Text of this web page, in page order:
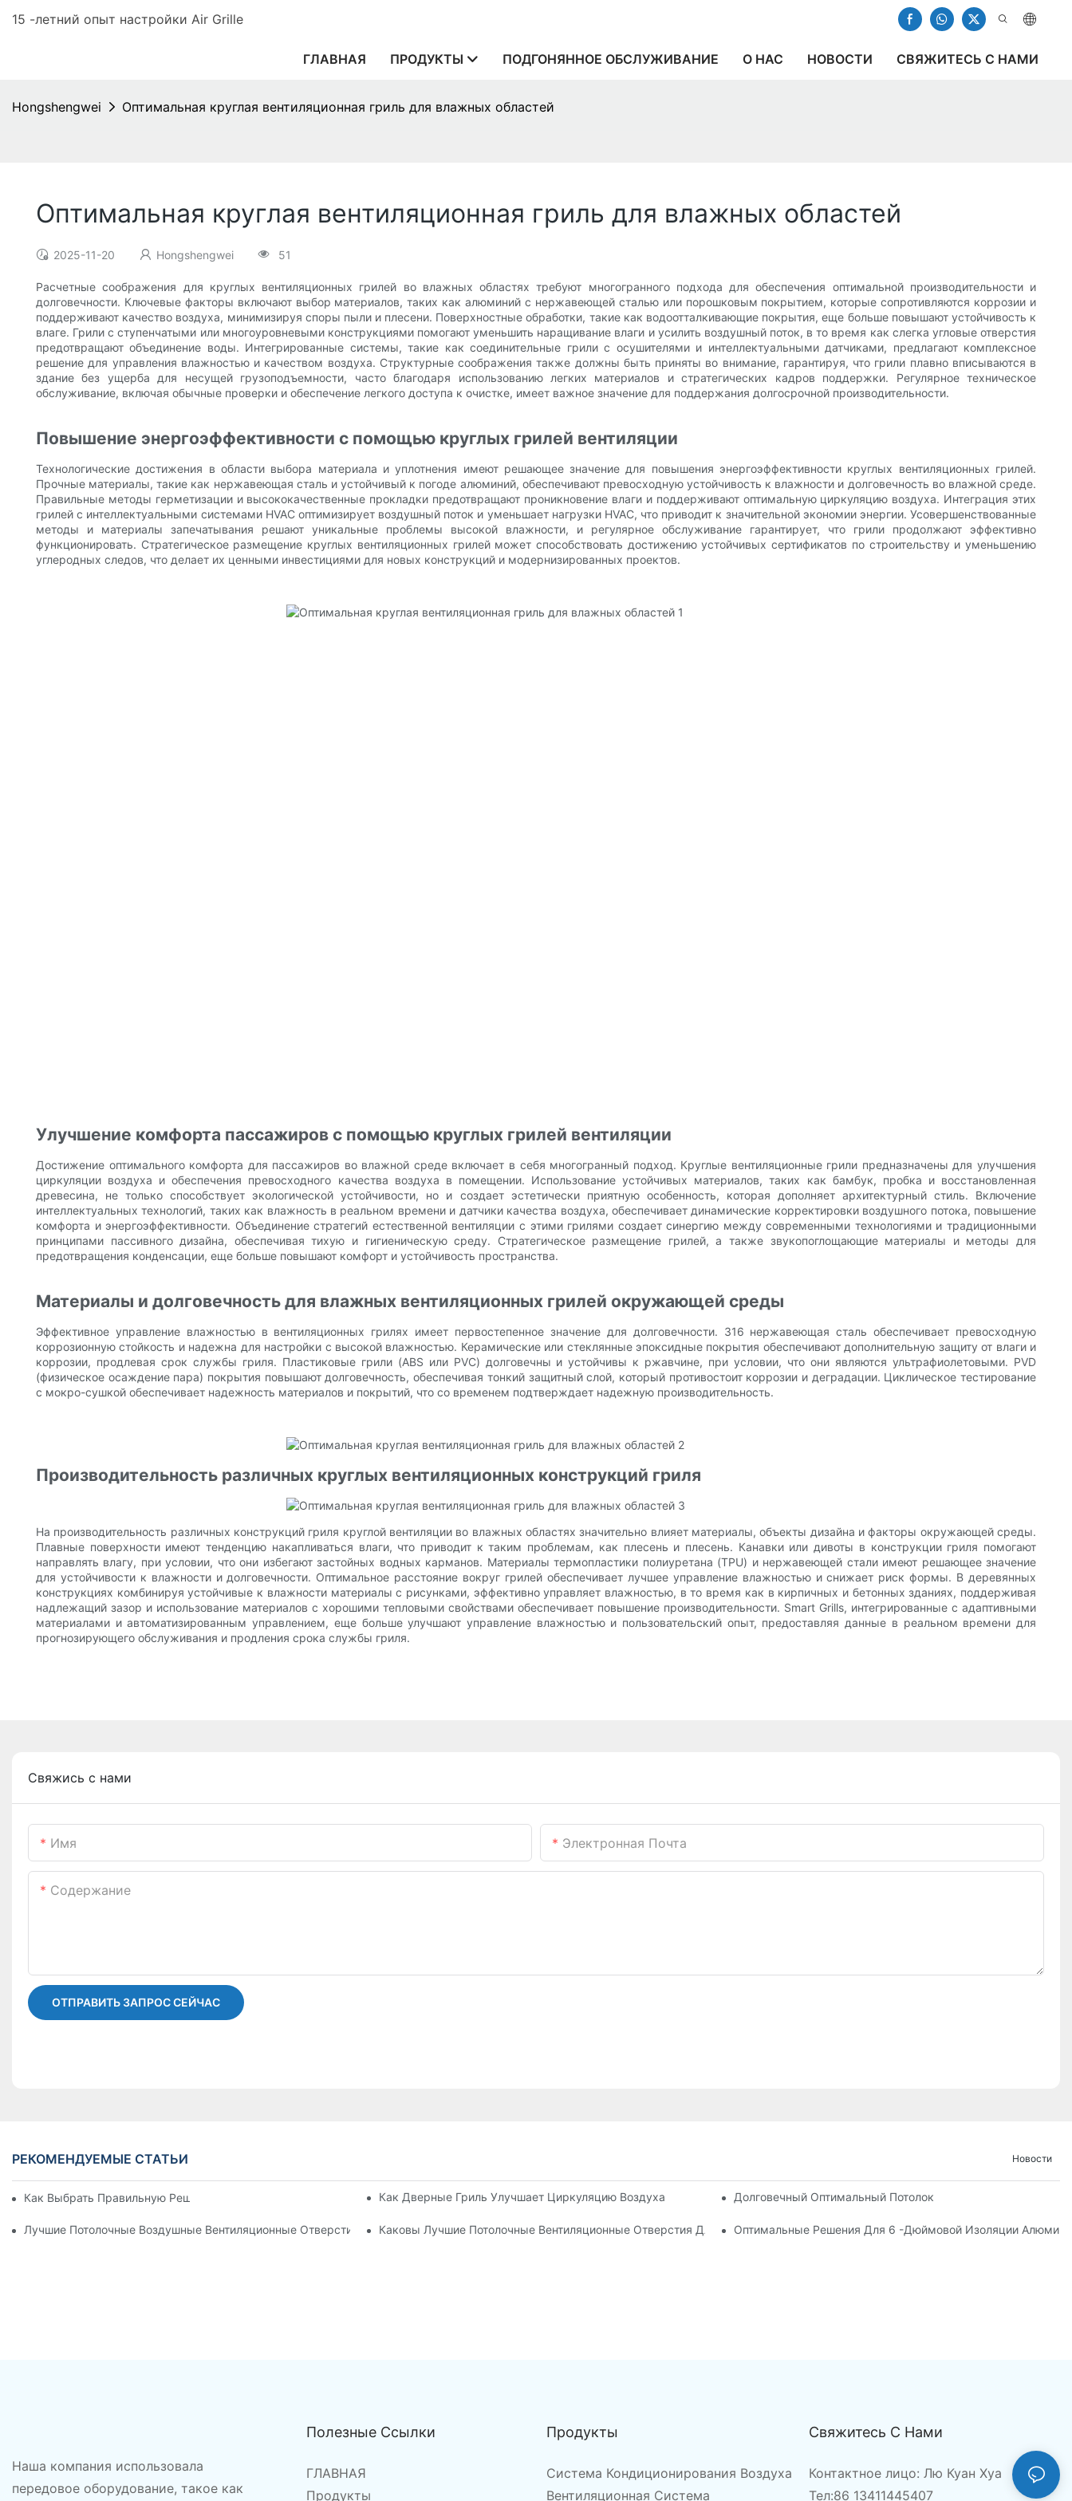
15 -летний опыт настройки Air Grille
ГЛАВНАЯ ПРОДУКТЫ ПОДГОНЯННОЕ ОБСЛУЖИВАНИЕ О НАС НОВОСТИ СВЯЖИТЕСЬ С НАМИ
Hongshengwei Оптимальная круглая вентиляционная гриль для влажных областей
Оптимальная круглая вентиляционная гриль для влажных областей
2025-11-20 Hongshengwei 51
Расчетные соображения для круглых вентиляционных грилей во влажных областях требуют многогранного подхода для обеспечения оптимальной производительности и
долговечности. Ключевые факторы включают выбор материалов, таких как алюминий с нержавеющей сталью или порошковым покрытием, которые сопротивляются коррозии и
поддерживают качество воздуха, минимизируя споры пыли и плесени. Поверхностные обработки, такие как водоотталкивающие покрытия, еще больше повышают устойчивость к
влаге. Грили с ступенчатыми или многоуровневыми конструкциями помогают уменьшить наращивание влаги и усилить воздушный поток, в то время как слегка угловые отверстия
предотвращают объединение воды. Интегрированные системы, такие как соединительные грили с осушителями и интеллектуальными датчиками, предлагают комплексное
решение для управления влажностью и качеством воздуха. Структурные соображения также должны быть приняты во внимание, гарантируя, что грили плавно вписываются в
здание без ущерба для несущей грузоподъемности, часто благодаря использованию легких материалов и стратегических кадров поддержки. Регулярное техническое
обслуживание, включая обычные проверки и обеспечение легкого доступа к очистке, имеет важное значение для поддержания долгосрочной производительности.
Повышение энергоэффективности с помощью круглых грилей вентиляции
Технологические достижения в области выбора материала и уплотнения имеют решающее значение для повышения энергоэффективности круглых вентиляционных грилей.
Прочные материалы, такие как нержавеющая сталь и устойчивый к погоде алюминий, обеспечивают превосходную устойчивость к влажности и долговечность во влажной среде.
Правильные методы герметизации и высококачественные прокладки предотвращают проникновение влаги и поддерживают оптимальную циркуляцию воздуха. Интеграция этих
грилей с интеллектуальными системами HVAC оптимизирует воздушный поток и уменьшает нагрузки HVAC, что приводит к значительной экономии энергии. Усовершенствованные
методы и материалы запечатывания решают уникальные проблемы высокой влажности, и регулярное обслуживание гарантирует, что грили продолжают эффективно
функционировать. Стратегическое размещение круглых вентиляционных грилей может способствовать достижению устойчивых сертификатов по строительству и уменьшению
углеродных следов, что делает их ценными инвестициями для новых конструкций и модернизированных проектов.
Улучшение комфорта пассажиров с помощью круглых грилей вентиляции
Достижение оптимального комфорта для пассажиров во влажной среде включает в себя многогранный подход. Круглые вентиляционные грили предназначены для улучшения
циркуляции воздуха и обеспечения превосходного качества воздуха в помещении. Использование устойчивых материалов, таких как бамбук, пробка и восстановленная
древесина, не только способствует экологической устойчивости, но и создает эстетически приятную особенность, которая дополняет архитектурный стиль. Включение
интеллектуальных технологий, таких как влажность в реальном времени и датчики качества воздуха, обеспечивает динамические корректировки воздушного потока, повышение
комфорта и энергоэффективности. Объединение стратегий естественной вентиляции с этими грилями создает синергию между современными технологиями и традиционными
принципами пассивного дизайна, обеспечивая тихую и гигиеническую среду. Стратегическое размещение грилей, а также звукопоглощающие материалы и методы для
предотвращения конденсации, еще больше повышают комфорт и устойчивость пространства.
Материалы и долговечность для влажных вентиляционных грилей окружающей среды
Эффективное управление влажностью в вентиляционных грилях имеет первостепенное значение для долговечности. 316 нержавеющая сталь обеспечивает превосходную
коррозионную стойкость и надежна для настройки с высокой влажностью. Керамические или стеклянные эпоксидные покрытия обеспечивают дополнительную защиту от влаги и
коррозии, продлевая срок службы гриля. Пластиковые грили (ABS или PVC) долговечны и устойчивы к ржавчине, при условии, что они являются ультрафиолетовыми. PVD
(физическое осаждение пара) покрытия повышают долговечность, обеспечивая тонкий защитный слой, который противостоит коррозии и деградации. Циклическое тестирование
с мокро-сушкой обеспечивает надежность материалов и покрытий, что со временем подтверждает надежную производительность.
Производительность различных круглых вентиляционных конструкций гриля
На производительность различных конструкций гриля круглой вентиляции во влажных областях значительно влияет материалы, объекты дизайна и факторы окружающей среды.
Плавные поверхности имеют тенденцию накапливаться влаги, что приводит к таким проблемам, как плесень и плесень. Канавки или дивоты в конструкции гриля помогают
направлять влагу, при условии, что они избегают застойных водных карманов. Материалы термопластики полиуретана (TPU) и нержавеющей стали имеют решающее значение
для устойчивости к влажности и долговечности. Оптимальное расстояние вокруг грилей обеспечивает лучшее управление влажностью и снижает риск формы. В деревянных
конструкциях комбинируя устойчивые к влажности материалы с рисунками, эффективно управляет влажностью, в то время как в кирпичных и бетонных зданиях, поддерживая
надлежащий зазор и использование материалов с хорошими тепловыми свойствами обеспечивает повышение производительности. Smart Grills, интегрированные с адаптивными
материалами и автоматизированным управлением, еще больше улучшают управление влажностью и пользовательский опыт, предоставляя данные в реальном времени для
прогнозирующего обслуживания и продления срока службы гриля.
Свяжись с нами
Имя Электронная Почта
Содержание
ОТПРАВИТЬ ЗАПРОС СЕЙЧАС
РЕКОМЕНДУЕМЫЕ СТАТЬИ Новости
Как Выбрать Правильную Решетку Алюминиевой Вентиляции? Как Дверные Гриль Улучшает Циркуляцию Воздуха Долговечный Оптимальный Потолок
Лучшие Потолочные Воздушные Вентиляционные Отверстия Каковы Лучшие Потолочные Вентиляционные Отверстия Для Циркуляции Воздуха?Оптимальные Решения Для 6 -дюймовой Изоляции
Наша компания использовала
передовое оборудование, такое как
Полезные Ссылки
ГЛАВНАЯ
Продукты
Продукты
Система Кондиционирования Воздуха
Вентиляционная Система
Свяжитесь С Нами
Контактное лицо: Лю Куан Хуа
Тел:86 13411445407